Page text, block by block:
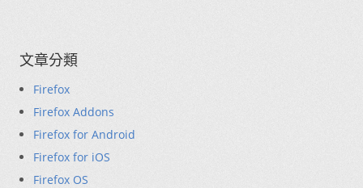
文章分類
Firefox
Firefox Addons
Firefox for Android
Firefox for iOS
Firefox OS